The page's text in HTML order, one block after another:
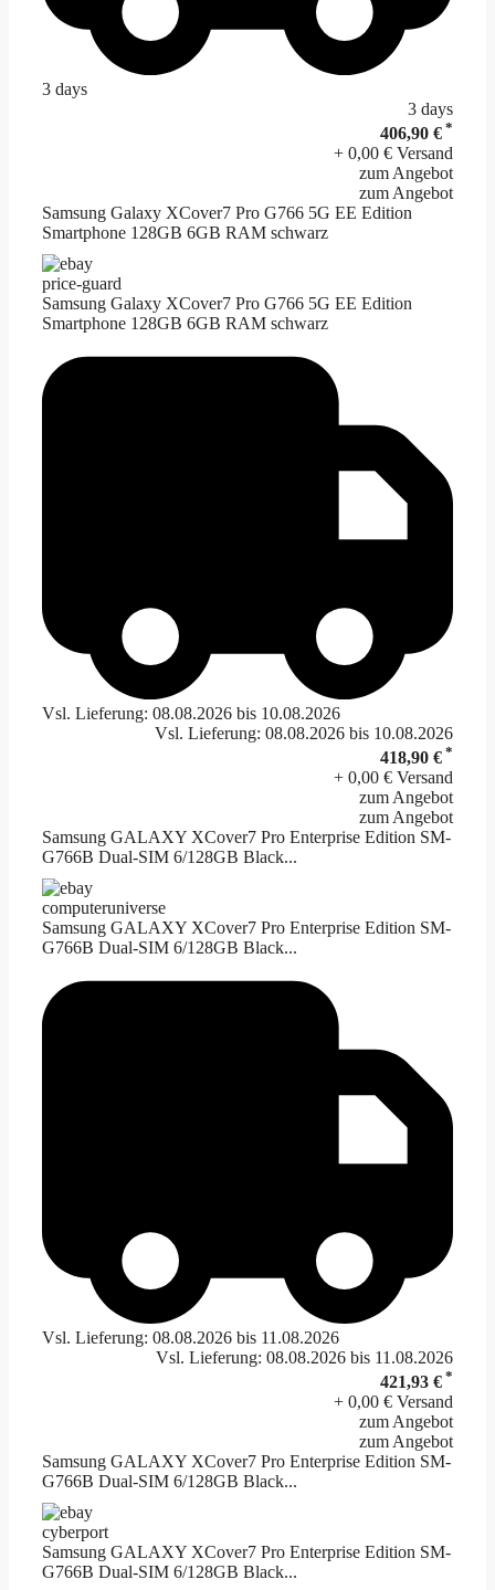
3 days
3 days
406,90 € *
+ 0,00 € Versand
zum Angebot
zum Angebot
Samsung Galaxy XCover7 Pro G766 5G EE Edition
Smartphone 128GB 6GB RAM schwarz
price-guard
Samsung Galaxy XCover7 Pro G766 5G EE Edition
Smartphone 128GB 6GB RAM schwarz
Vsl. Lieferung: 08.08.2026 bis 10.08.2026
Vsl. Lieferung: 08.08.2026 bis 10.08.2026
418,90 € *
+ 0,00 € Versand
zum Angebot
zum Angebot
Samsung GALAXY XCover7 Pro Enterprise Edition SM-
G766B Dual-SIM 6/128GB Black...
computeruniverse
Samsung GALAXY XCover7 Pro Enterprise Edition SM-
G766B Dual-SIM 6/128GB Black...
Vsl. Lieferung: 08.08.2026 bis 11.08.2026
Vsl. Lieferung: 08.08.2026 bis 11.08.2026
421,93 € *
+ 0,00 € Versand
zum Angebot
zum Angebot
Samsung GALAXY XCover7 Pro Enterprise Edition SM-
G766B Dual-SIM 6/128GB Black...
cyberport
Samsung GALAXY XCover7 Pro Enterprise Edition SM-
G766B Dual-SIM 6/128GB Black...